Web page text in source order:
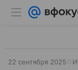
22 сентября 2025